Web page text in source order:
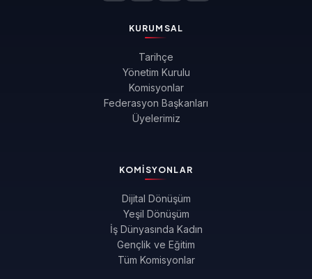
KURUMSAL
Tarihçe
Yönetim Kurulu
Komisyonlar
Federasyon Başkanları
Üyelerimiz
KOMISYONLAR
Dijital Dönüşüm
Yeşil Dönüşüm
İş Dünyasında Kadın
Gençlik ve Eğitim
Tüm Komisyonlar